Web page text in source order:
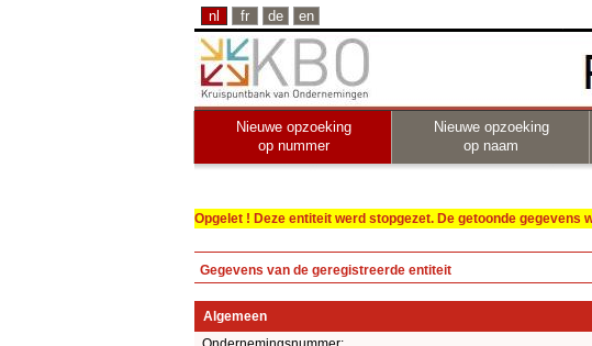
nl fr de en
Nieuwe opzoeking
op nummer
Nieuwe opzoeking
op naam
Opgelet ! Deze entiteit werd stopgezet. De getoonde
Gegevens van de geregistreerde entiteit
Algemeen